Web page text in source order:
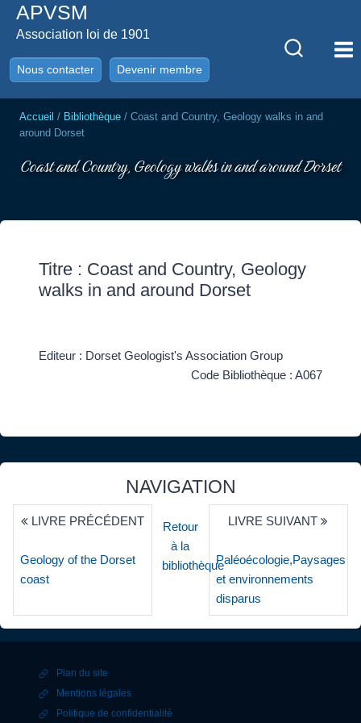
AllerAPVSM
Association loi de 1901
Nous contacter Devenir membre
Accueil / Bibliothèque / Coast and Country, Geology walks in and
around Dorset
Coast and Country, Geology walks in and around Dorset
Titre : Coast and Country, Geology
walks in and around Dorset
Editeur : Dorset Geologist's Association Group
Code Bibliothèque : A067
NAVIGATION
LIVRE PRÉCÉDENT
Geology of the Dorset
coast
Retour
à la
bibliothèque
LIVRE SUIVANT
Paléoécologie,Paysages
et environnements
disparus
Plan du site
Mentions légales
Politique de confidentialité